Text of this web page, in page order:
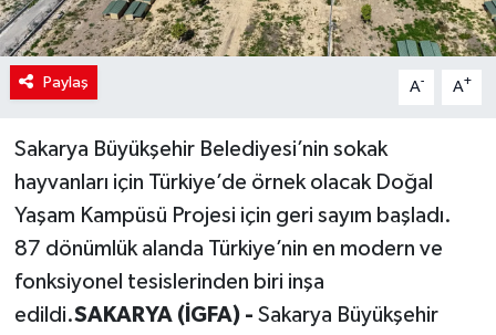
Paylaş A- A+
Sakarya Büyükşehir Belediyesi’nin sokak
hayvanları için Türkiye’de örnek olacak Doğal
Yaşam Kampüsü Projesi için geri sayım başladı.
87 dönümlük alanda Türkiye’nin en modern ve
fonksiyonel tesislerinden biri inşa
edildi.SAKARYA (İGFA) - Sakarya Büyükşehir